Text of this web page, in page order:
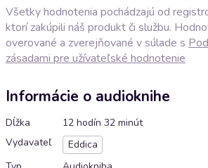
Všetky hodnotenia pochádzajú od
ktorí zakúpili náš produkt či službu.
overované a zverejňované v súlade s
zásadami pre užívateľské hodnotenie
Informácie o audioknihe
Dĺžka
12 hodín 32 minút
Vydavateľ
Eddica